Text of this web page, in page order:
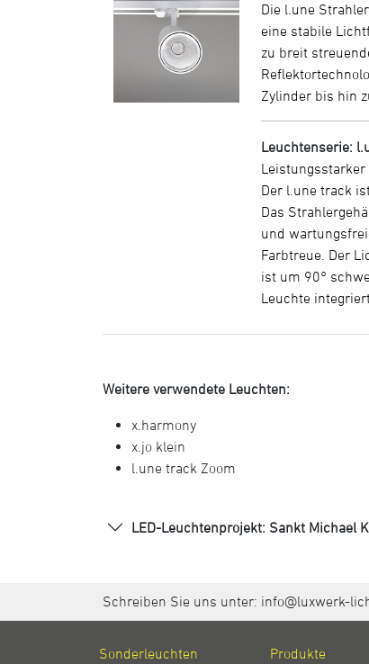
Die l.une
eine stabile
zu breit
Zylinder bis hin
Leuchtenserie:
Der l.une track
Das
und
Farbtreue. Der
ist um 90°
Leuchte
Weitere verwendete Leuchten:
x.harmony
x.jo klein
l.une track Zoom
LED-Leuchtenprojekt: Sankt Michael
Schreiben Sie uns unter: info@luxwerk-
Sonderleuchten Produkte